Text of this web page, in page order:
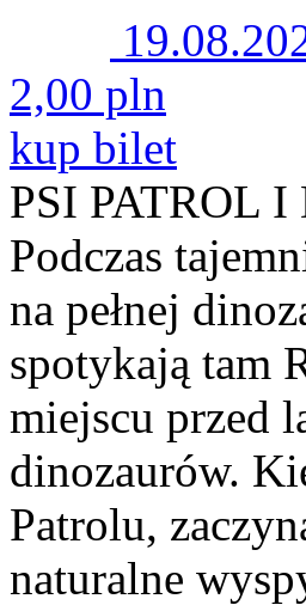
2,00 pln
kup bilet
PSI PATROL
Podczas
na pełnej
spotykają tam
miejscu przed
dinozaurów.
Patrolu,
naturalne